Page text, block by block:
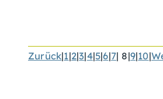
Zurück|1|2|3|4|5|6|7| 8|9|10|